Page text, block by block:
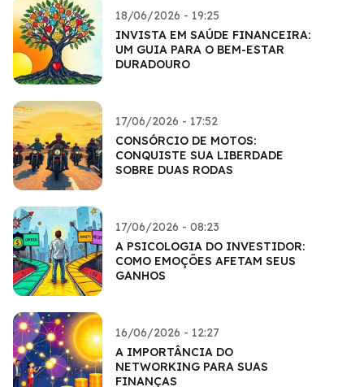
18/06/2026 - 19:25
INVISTA EM SAÚDE FINANCEIRA:
UM GUIA PARA O BEM-ESTAR
DURADOURO
17/06/2026 - 17:52
CONSÓRCIO DE MOTOS:
CONQUISTE SUA LIBERDADE
SOBRE DUAS RODAS
17/06/2026 - 08:23
A PSICOLOGIA DO INVESTIDOR:
COMO EMOÇÕES AFETAM SEUS
GANHOS
16/06/2026 - 12:27
A IMPORTÂNCIA DO
NETWORKING PARA SUAS
FINANÇAS